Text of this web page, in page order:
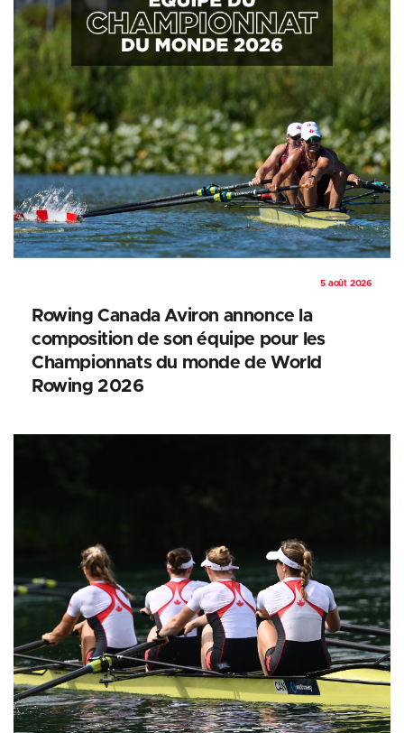
5 août 2026
Rowing Canada Aviron annonce la
composition de son équipe pour les
Championnats du monde de World
Rowing 2026